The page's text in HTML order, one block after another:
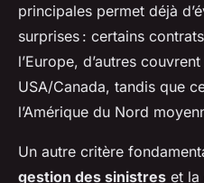
principales permet déjà
surprises : certains
l’Europe, d’autres
USA/Canada, tandis que
l’Amérique du Nord
Un autre critère
gestion des sinistres et la